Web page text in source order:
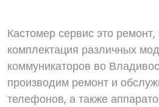
Кастомер сервис это
комплектация различных
коммуникаторов во
производим ремонт и
телефонов, а также